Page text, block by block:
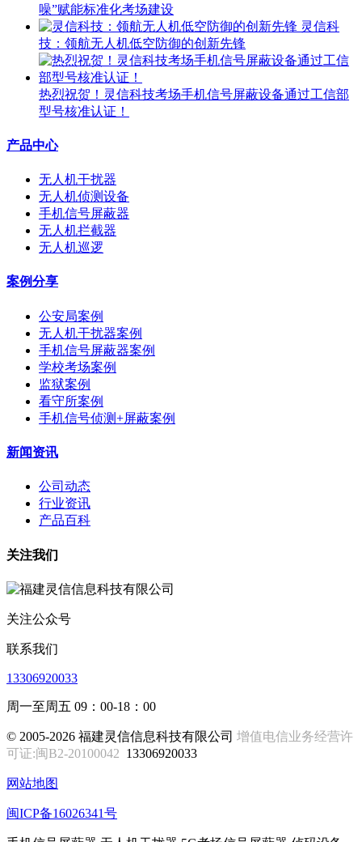
噪”赋能标准化考场建设
灵信科
技：领航无人机低空防御的创新先锋
热烈祝贺！灵信科技考场手机信号屏蔽设备通过工信部
型号核准认证！
产品中心
无人机干扰器
无人机侦测设备
手机信号屏蔽器
无人机拦截器
无人机巡逻
案例分享
公安局案例
无人机干扰器案例
手机信号屏蔽器案例
学校考场案例
监狱案例
看守所案例
手机信号侦测+屏蔽案例
新闻资讯
公司动态
行业资讯
产品百科
关注我们
关注公众号
联系我们
13306920033
周一至周五 09：00-18：00
© 2005-2026 福建灵信信息科技有限公司 增值电信业务经营许
可证:闽B2-20100042 13306920033
网站地图
闽ICP备16026341号